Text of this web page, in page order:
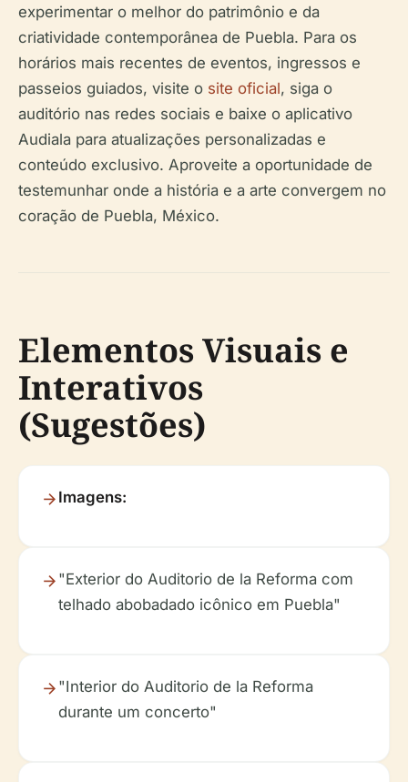
experimentar o melhor do patrimônio e da
criatividade contemporânea de Puebla. Para os
horários mais recentes de eventos, ingressos e
passeios guiados, visite o site oficial, siga o
auditório nas redes sociais e baixe o aplicativo
Audiala para atualizações personalizadas e
conteúdo exclusivo. Aproveite a oportunidade de
testemunhar onde a história e a arte convergem no
coração de Puebla, México.
Elementos Visuais e
Interativos
(Sugestões)
Imagens:
"Exterior do Auditorio de la Reforma com
telhado abobadado icônico em Puebla"
"Interior do Auditorio de la Reforma
durante um concerto"